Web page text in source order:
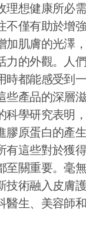
理想健康所必
不僅有助於增
加肌膚的光澤
力的外觀。人
時都能感受到
些產品的深層滋
科學研究表明
膠原蛋白的產
有這些對於獲
至關重要。毫
技術融入皮膚
醫生、美容師